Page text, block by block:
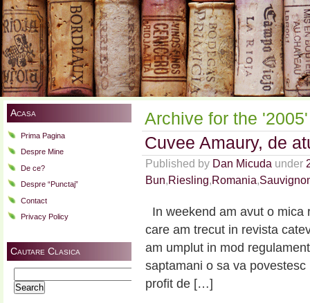
Acasa
Prima Pagina
Despre Mine
De ce?
Despre “Punctaj”
Contact
Privacy Policy
Cautare Clasica
for:
Archive for the
Cuvee Amaury, de
Published by Dan Micuda under
Bun,Riesling,Romania,
In weekend am avut o mica
care am trecut in revista
am umplut in mod
saptamani o sa va
profit de […]